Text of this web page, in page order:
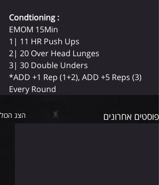
Condtioning :
EMOM 15Min
1| 11 HR Push Ups
2| 20 Over Head Lunges
3| 30 Double Unders
*ADD +1 Rep (1+2), ADD +5 Reps (3)
Every Round
פוסטים אחרונים הצג הכול